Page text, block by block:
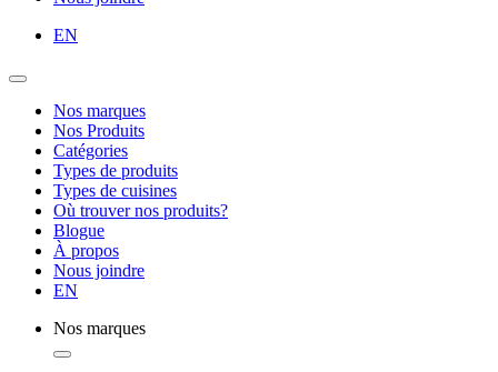
EN
Nos marques
Nos Produits
Catégories
Types de produits
Types de cuisines
Où trouver nos produits?
Blogue
À propos
Nous joindre
EN
Nos marques